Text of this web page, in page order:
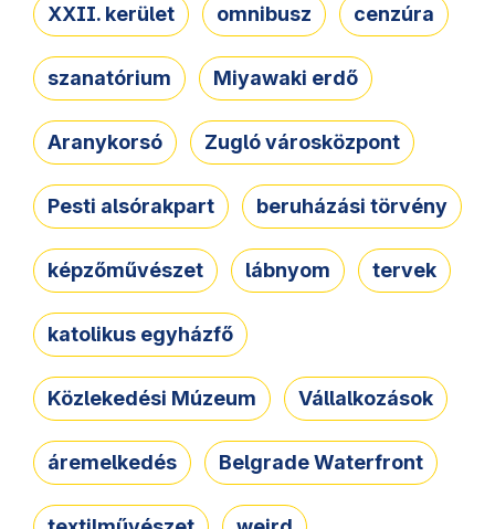
XXII. kerület omnibusz cenzúra
szanatórium Miyawaki erdő
Aranykorsó Zugló városközpont
Pesti alsórakpart beruházási törvény
képzőművészet lábnyom tervek
katolikus egyházfő
Közlekedési Múzeum Vállalkozások
áremelkedés Belgrade Waterfront